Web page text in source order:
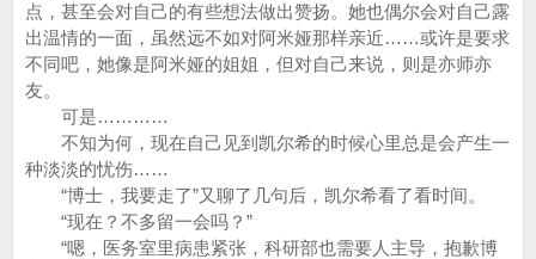
点，甚至会对自己的有些想法做出赞扬。她也偶尔会对自己露
出温情的一面，虽然远不如对阿米娅那样亲近……或许是要求
不同吧，她像是阿米娅的姐姐，但对自己来说，则是亦师亦
友。
可是…………
不知为何，现在自己见到凯尔希的时候心里总是会产生一
种淡淡的忧伤……
“博士，我要走了”又聊了几句后，凯尔希看了看时间。
“现在？不多留一会吗？”
“嗯，医务室里病患紧张，科研部也需要人主导，抱歉博